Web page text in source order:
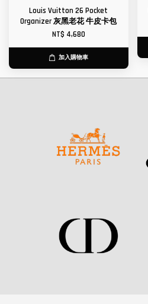
Louis Vuitton 26 Pocket
Organizer 灰黑老花 牛皮卡包
NT$ 4,680
加入購物車